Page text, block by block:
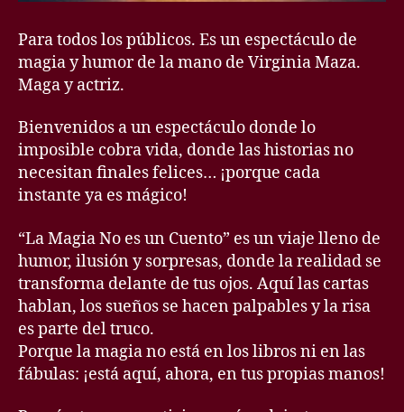
Para todos los públicos. Es un espectáculo de
magia y humor de la mano de Virginia Maza.
Maga y actriz.
Bienvenidos a un espectáculo donde lo
imposible cobra vida, donde las historias no
necesitan finales felices… ¡porque cada
instante ya es mágico!
“La Magia No es un Cuento” es un viaje lleno de
humor, ilusión y sorpresas, donde la realidad se
transforma delante de tus ojos. Aquí las cartas
hablan, los sueños se hacen palpables y la risa
es parte del truco.
Porque la magia no está en los libros ni en las
fábulas: ¡está aquí, ahora, en tus propias manos!